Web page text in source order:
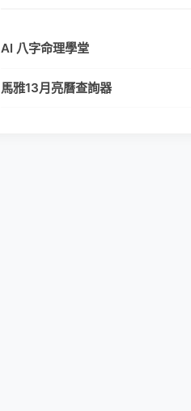
AI 八字命理學堂
馬雅13月亮曆查詢器